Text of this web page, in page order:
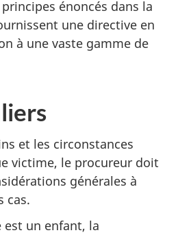
énoncés dans la
une directive en
à une vaste gamme de
et les circonstances
victime, le procureur doit
générales à
cas.
est un enfant, la